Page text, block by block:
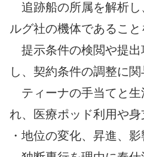
追跡船の所属を解析し
ルグ社の機体であること
提示条件の検閲や提出
し、契約条件の調整に関
ティーナの手当てと生
れ、医療ポッド利用や身
・地位の変化、昇進、